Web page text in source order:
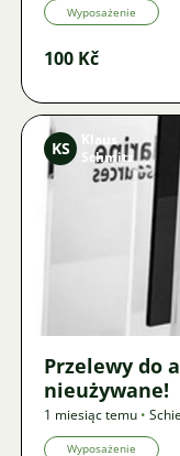
Wyposażenie
100 Kč
KS
Klaus
Schmitz
Przelewy do
nieużywane!
1 miesiąc temu •
Wyposażenie